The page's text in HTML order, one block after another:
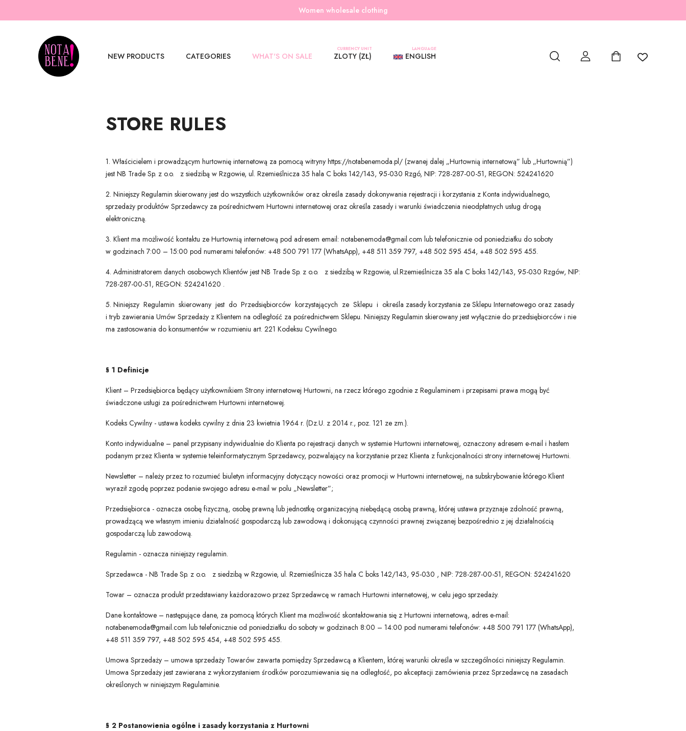
Women wholesale clothing
NEW PRODUCTS CATEGORIES WHAT'S ON SALE
CURRENCY UNIT
ZLOTY (ZŁ)
LANGUAGE
ENGLISH
STORE RULES
1. Właścicielem i prowadzącym hurtownię internetową za pomocą witryny https://notabenemoda.pl/ (zwanej dalej „Hurtownią internetową” lub „Hurtownią”)
jest NB Trade Sp. z o.o. z siedzibą w Rzgowie, ul. Rzemieślnicza 35 hala C boks 142/143, 95-030 Rzgó, NIP: 728-287-00-51, REGON: 524241620
2. Niniejszy Regulamin skierowany jest do wszystkich użytkowników oraz określa zasady dokonywania rejestracji i korzystania z Konta indywidualnego,
sprzedaży produktów Sprzedawcy za pośrednictwem Hurtowni internetowej oraz określa zasady i warunki świadczenia nieodpłatnych usług drogą
elektroniczną.
3. Klient ma możliwość kontaktu ze Hurtownią internetową pod adresem email: notabenemoda@gmail.com lub telefonicznie od poniedziałku do soboty
w godzinach 7:00 – 15:00 pod numerami telefonów: +48 500 791 177 (WhatsApp), +48 511 359 797, +48 502 595 454, +48 502 595 455.
4. Administratorem danych osobowych Klientów jest NB Trade Sp. z o.o. z siedzibą w Rzgowie, ul.Rzemieślnicza 35 ala C boks 142/143, 95-030 Rzgów, NIP:
728-287-00-51, REGON: 524241620 .
5. Niniejszy Regulamin skierowany jest do Przedsiębiorców korzystających ze Sklepu i określa zasady korzystania ze Sklepu Internetowego oraz zasady
i tryb zawierania Umów Sprzedaży z Klientem na odległość za pośrednictwem Sklepu. Niniejszy Regulamin skierowany jest wyłącznie do przedsiębiorców i nie
ma zastosowania do konsumentów w rozumieniu art. 221 Kodeksu Cywilnego.
§ 1 Definicje
Klient – Przedsiębiorca będący użytkownikiem Strony internetowej Hurtowni, na rzecz którego zgodnie z Regulaminem i przepisami prawa mogą być
świadczone usługi za pośrednictwem Hurtowni internetowej.
Kodeks Cywilny - ustawa kodeks cywilny z dnia 23 kwietnia 1964 r. (Dz.U. z 2014 r., poz. 121 ze zm.).
Konto indywidualne – panel przypisany indywidualnie do Klienta po rejestracji danych w systemie Hurtowni internetowej, oznaczony adresem e-mail i hasłem
podanym przez Klienta w systemie teleinformatycznym Sprzedawcy, pozwalający na korzystanie przez Klienta z funkcjonalności strony internetowej Hurtowni.
Newsletter – należy przez to rozumieć biuletyn informacyjny dotyczący nowości oraz promocji w Hurtowni internetowej, na subskrybowanie którego Klient
wyraził zgodę poprzez podanie swojego adresu e-mail w polu „Newsletter”;
Przedsiębiorca - oznacza osobę fizyczną, osobę prawną lub jednostkę organizacyjną niebędącą osobą prawną, której ustawa przyznaje zdolność prawną,
prowadzącą we własnym imieniu działalność gospodarczą lub zawodową i dokonującą czynności prawnej związanej bezpośrednio z jej działalnością
gospodarczą lub zawodową.
Regulamin - oznacza niniejszy regulamin.
Sprzedawca - NB Trade Sp. z o.o. z siedzibą w Rzgowie, ul. Rzemieślnicza 35 hala C boks 142/143, 95-030 , NIP: 728-287-00-51, REGON: 524241620
Towar – oznacza produkt przedstawiany każdorazowo przez Sprzedawcę w ramach Hurtowni internetowej, w celu jego sprzedaży.
Dane kontaktowe – następujące dane, za pomocą których Klient ma możliwość skontaktowania się z Hurtowni internetową, adres e-mail:
notabenemoda@gmail.com lub telefonicznie od poniedziałku do soboty w godzinach 8:00 – 14:00 pod numerami telefonów: +48 500 791 177 (WhatsApp),
+48 511 359 797, +48 502 595 454, +48 502 595 455.
Umowa Sprzedaży – umowa sprzedaży Towarów zawarta pomiędzy Sprzedawcą a Klientem, której warunki określa w szczególności niniejszy Regulamin.
Umowa Sprzedaży jest zawierana z wykorzystaniem środków porozumiewania się na odległość, po akceptacji zamówienia przez Sprzedawcę na zasadach
określonych w niniejszym Regulaminie.
§ 2 Postanowienia ogólne i zasady korzystania z Hurtowni